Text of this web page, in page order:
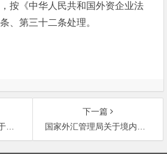
按《中华人民共和国外资企业法
、第三十二条处理。
则
下一篇
国家外汇管理局关于境内居民个人境外投资登记及外资并购外汇登记有关问题通知